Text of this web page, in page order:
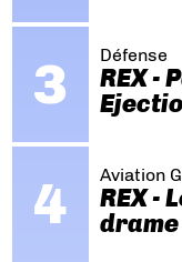
Défense
REX -
Aviation
REX -
drame